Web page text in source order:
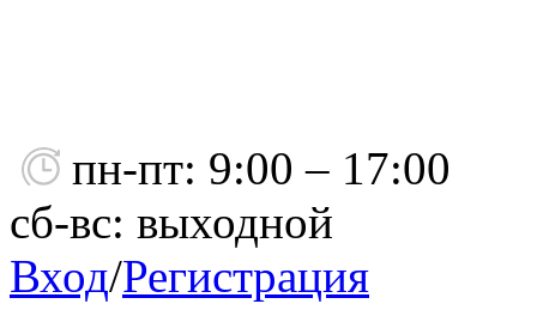
пн-пт: 9:00 – 17:00
сб-вс: выходной
Вход/Регистрация